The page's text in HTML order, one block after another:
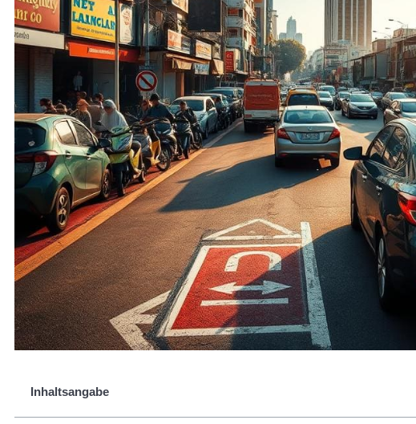
Inhaltsangabe